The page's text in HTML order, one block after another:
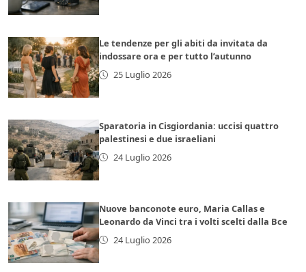
Le tendenze per gli abiti da invitata da
indossare ora e per tutto l’autunno
25 Luglio 2026
Sparatoria in Cisgiordania: uccisi quattro
palestinesi e due israeliani
24 Luglio 2026
Nuove banconote euro, Maria Callas e
Leonardo da Vinci tra i volti scelti dalla Bce
24 Luglio 2026